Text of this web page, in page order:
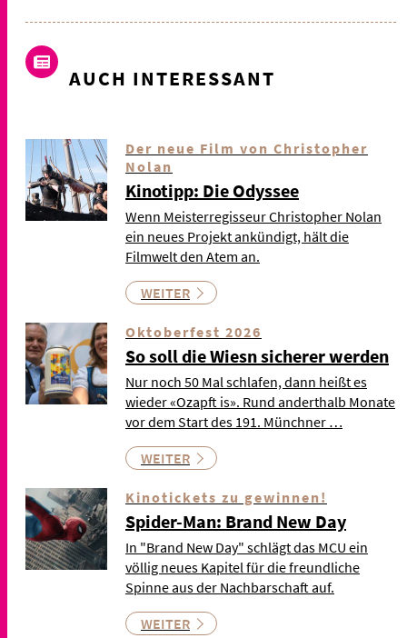
AUCH INTERESSANT
Der neue Film von Christopher
Nolan
Kinotipp: Die Odyssee
Wenn Meisterregisseur Christopher Nolan
ein neues Projekt ankündigt, hält die
Filmwelt den Atem an.
WEITER
Oktoberfest 2026
So soll die Wiesn sicherer werden
Nur noch 50 Mal schlafen, dann heißt es
wieder «Ozapft is». Rund anderthalb Monate
vor dem Start des 191. Münchner …
WEITER
Kinotickets zu gewinnen!
Spider-Man: Brand New Day
In "Brand New Day" schlägt das MCU ein
völlig neues Kapitel für die freundliche
Spinne aus der Nachbarschaft auf.
WEITER